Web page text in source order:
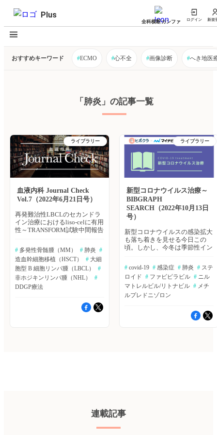
Plus
全科横断カンファ ログイン 新規
おすすめキーワード #ECMO #心不全 #画像診断 #へき地医
「肺炎」の記事一覧
ライブラリー
血液内科 Journal Check
Vol.7（2022年6月21日号）
再発難治性LBCLのセカンドラ
イン治療におけるliso-celに有用
性～TRANSFORM試験中間報告
胞リンパ腫（LBCL）のサード
ライン治療に用いられるCAR-T
細胞療法Lisocabtagene
maraleucel（liso-cel）につい
て、セカンドラインにおける標
準療法と比較したliso-celの第III
相試験であるTRANSFORM試験
Lancet誌2022年6月18日号の報
ENKLに対するDDGPレジメン
の有効性・安全性～ランダム化
# 多発性骨髄腫（MM） # 肺炎 #
造血幹細胞移植（HSCT）
# 大細
胞型 B 細胞リンパ腫（LBCL）
#
非ホジキンリンパ腫（NHL）
#
DDGP療法
ライブラリー
新型コロナウイルス治療～
BIBGRAPH
SEARCH（2022年10月13日
号）
新型コロナウイルスの感染拡大
も落ち着きを見せる今日この
頃。しかし、今冬は季節性イン
る可能性も示唆されている。今
回のBIBGRAPH SEARCHでは、
新型コロナウイルスの治療に関
する最新論文をご紹介。「日本
におけるメチルプレドニゾロン
トレルビル/リトナビル（パキ
ロビット）の有用性」などの知
COVID-19肺炎に対するメチル
プレドニゾロンパルス療法
# covid-19 # 感染症 # 肺炎 # ステ
ロイド # ファビピラビル # ニル
マトレルビル/リトナビル # メチ
ルプレドニゾロン
連載記事